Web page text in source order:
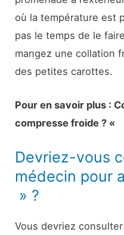
où la température est
pas le temps de le
mangez une collation
des petites carottes.
Pour en savoir plus :
compresse froide ? «
Devriez-vous
médecin pour
» ?
Vous devriez